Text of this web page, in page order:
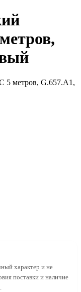
характер и не
поставки и наличие